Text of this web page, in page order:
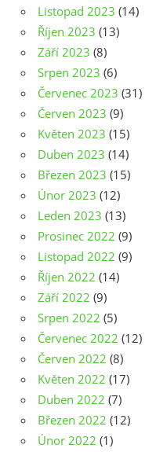
Listopad 2023 (14)
Říjen 2023 (13)
Září 2023 (8)
Srpen 2023 (6)
Červenec 2023 (31)
Červen 2023 (9)
Květen 2023 (15)
Duben 2023 (14)
Březen 2023 (15)
Únor 2023 (12)
Leden 2023 (13)
Prosinec 2022 (9)
Listopad 2022 (9)
Říjen 2022 (14)
Září 2022 (9)
Srpen 2022 (5)
Červenec 2022 (12)
Červen 2022 (8)
Květen 2022 (17)
Duben 2022 (7)
Březen 2022 (12)
Únor 2022 (1)